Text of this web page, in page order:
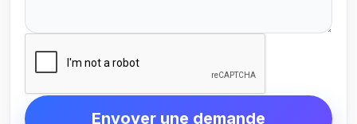
Envoyer une demande